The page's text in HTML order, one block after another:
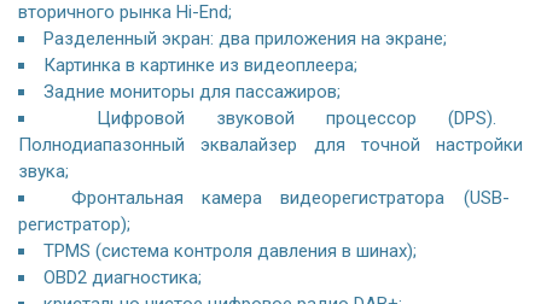
вторичного рынка Hi-End;
Разделенный экран: два приложения на экране;
Картинка в картинке из видеоплеера;
Задние мониторы для пассажиров;
Цифровой звуковой процессор (DPS).
Полнодиапазонный эквалайзер для точной настройки
звука;
Фронтальная камера видеорегистратора (USB-
регистратор);
TPMS (система контроля давления в шинах);
OBD2 диагностика;